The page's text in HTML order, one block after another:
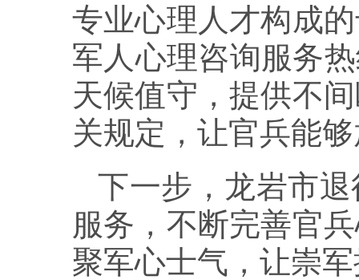
专业心理人才构成
军人心理咨询服务
天候值守，提供不
关规定，让官兵能
下一步，龙岩市
服务，不断完善官
聚军心士气，让崇